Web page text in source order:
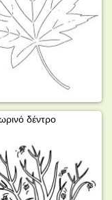
δέντρο